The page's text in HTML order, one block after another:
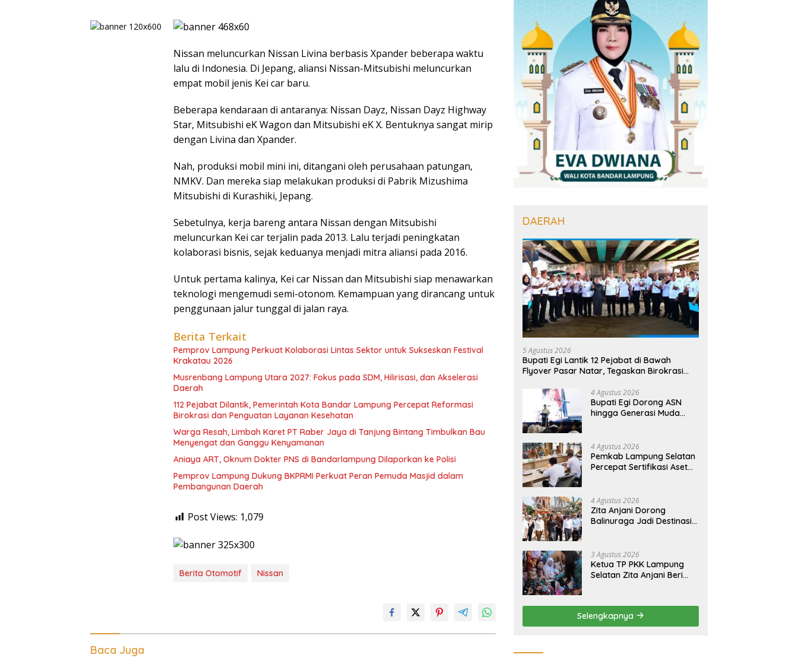
Nissan meluncurkan Nissan Livina berbasis Xpander beberapa waktu
lalu di Indonesia. Di Jepang, aliansi Nissan-Mitsubishi meluncurkan
empat mobil jenis Kei car baru.
Beberapa kendaraan di antaranya: Nissan Dayz, Nissan Dayz Highway
Star, Mitsubishi eK Wagon dan Mitsubishi eK X. Bentuknya sangat mirip
dengan Livina dan Xpander.
Nah, produksi mobil mini ini, ditangani oleh perusahaan patungan,
NMKV. Dan mereka siap melakukan produksi di Pabrik Mizushima
Mitsubishi di Kurashiki, Jepang.
Sebetulnya, kerja bareng antara Nissan dengan Mitsubishi
meluncurkan Kei car terjalin pada 2013. Lalu terjadi peningkatan
kolaborasi bisnis, sejak keduanya menjadi mitra aliansi pada 2016.
Untuk pertama kalinya, Kei car Nissan dan Mitsubishi siap menawarkan
teknologi mengemudi semi-otonom. Kemampuan yang dirancang untuk
penggunaan jalur tunggal di jalan raya.
Berita Terkait
Pemprov Lampung Perkuat Kolaborasi Lintas Sektor untuk Sukseskan Festival
Krakatau 2026
Musrenbang Lampung Utara 2027: Fokus pada SDM, Hilirisasi, dan Akselerasi
Daerah
112 Pejabat Dilantik, Pemerintah Kota Bandar Lampung Percepat Reformasi
Birokrasi dan Penguatan Layanan Kesehatan
Warga Resah, Limbah Karet PT Raber Jaya di Tanjung Bintang Timbulkan Bau
Menyengat dan Ganggu Kenyamanan
Aniaya ART, Oknum Dokter PNS di Bandarlampung Dilaporkan ke Polisi
Pemprov Lampung Dukung BKPRMI Perkuat Peran Pemuda Masjid dalam
Pembangunan Daerah
Post Views: 1,079
Berita Otomotif Nissan
Baca Juga
DAERAH
5 Agustus 2026
Bupati Egi Lantik 12 Pejabat di Bawah
Flyover Pasar Natar, Tegaskan Birokrasi
4 Agustus 2026
Bupati Egi Dorong ASN
hingga Generasi Muda
Era Digital
4 Agustus 2026
Pemkab Lampung Selatan
Percepat Sertifikasi Aset
4 Agustus 2026
Zita Anjani Dorong
Balinuraga Jadi Destinasi
Tarik Nasional
3 Agustus 2026
Ketua TP PKK Lampung
Selatan Zita Anjani Beri
Sidomulyo
Selengkapnya